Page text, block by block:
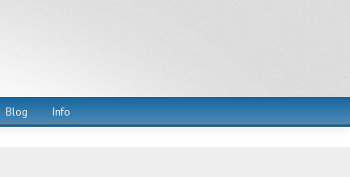
Blog Info